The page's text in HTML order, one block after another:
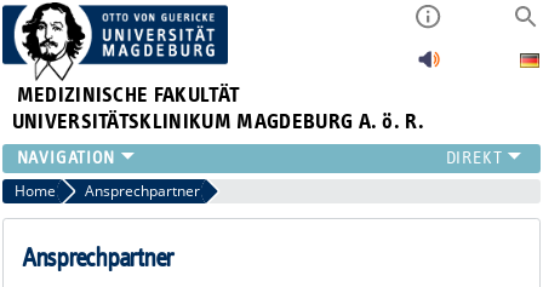
MEDIZINISCHE FAKULTÄT
UNIVERSITÄTSKLINIKUM MAGDEBURG A. ö. R.
INSTITUTE
KLINIKEN
ZENTRALE EINRICHTUNGEN
Home Ansprechpartner
Ansprechpartner